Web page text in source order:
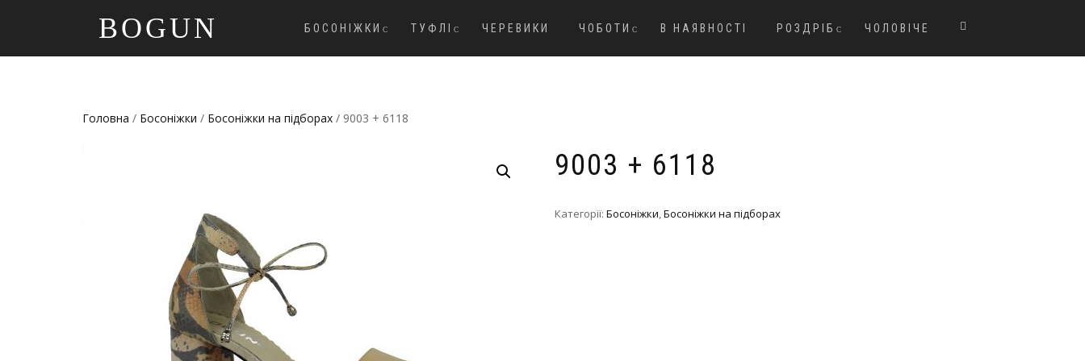
BOGUN БОСОНІЖКИ ТУФЛІ ЧЕРЕВИКИ ЧОБОТИ В НАЯВНОСТІ РОЗДРІБ ЧОЛОВІЧЕ
Головна / Босоніжки / Босоніжки на підборах / 9003 + 6118
9003 + 6118
Категорії: Босоніжки,Босоніжки на підборах